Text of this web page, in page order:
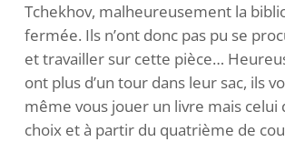
Tchekhov, malheureusement la
fermée. Ils n’ont donc pas pu se
et travailler sur cette pièce…
ont plus d’un tour dans leur sac, ils
même vous jouer un livre mais celui
choix et à partir du quatrième de